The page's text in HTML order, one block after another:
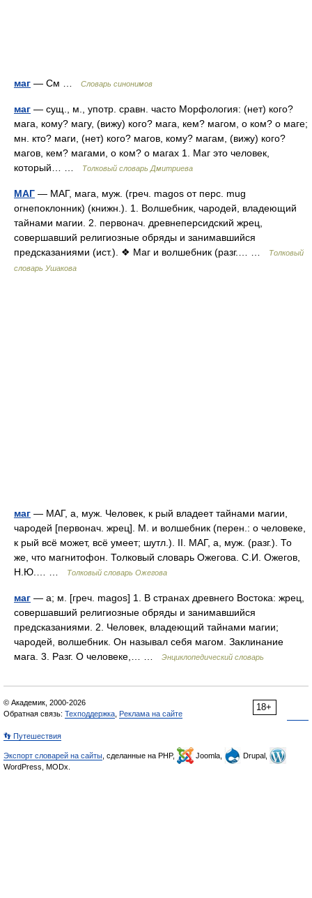
маг — См … Словарь синонимов
маг — сущ., м., употр. сравн. часто Морфология: (нет) кого?
мага, кому? магу, (вижу) кого? мага, кем? магом, о ком? о маге;
мн. кто? маги, (нет) кого? магов, кому? магам, (вижу) кого?
магов, кем? магами, о ком? о магах 1. Маг это человек,
который… …
Толковый словарь Дмитриева
МАГ — МАГ, мага, муж. (греч. magos от перс. mug
огнепоклонник) (книжн.). 1. Волшебник, чародей, владеющий
тайнами магии. 2. первонач. древнеперсидский жрец,
совершавший религиозные обряды и занимавшийся
предсказаниями (ист.). ❖ Маг и волшебник (разг.… …
Толковый
словарь Ушакова
маг — МАГ, а, муж. Человек, к рый владеет тайнами магии,
чародей [первонач. жрец]. М. и волшебник (перен.: о человеке,
к рый всё может, всё умеет; шутл.). II. МАГ, а, муж. (разг.). То
же, что магнитофон. Толковый словарь Ожегова. С.И. Ожегов,
Н.Ю.… …
Толковый словарь Ожегова
маг — а; м. [греч. magos] 1. В странах древнего Востока: жрец,
совершавший религиозные обряды и занимавшийся
предсказаниями. 2. Человек, владеющий тайнами магии;
чародей, волшебник. Он называл себя магом. Заклинание
мага. 3. Разг. О человеке,… …
Энциклопедический словарь
18+
© Академик, 2000-2026
Обратная связь: Техподдержка Реклама на сайте
👣 Путешествия
Экспорт словарей на сайты , сделанные на PHP, Joomla,
Drupal,
WordPress, MODx.